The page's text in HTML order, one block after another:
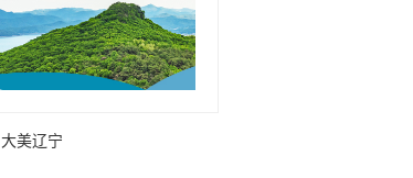
大美辽宁